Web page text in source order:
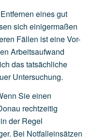
eines gut
sich einigermaßen
Fällen ist eine Vor-
Arbeitsaufwand
das tatsächliche
Untersuchung.
Sie einen
rechtzeitig
der Regel
Bei Notfalleinsätzen